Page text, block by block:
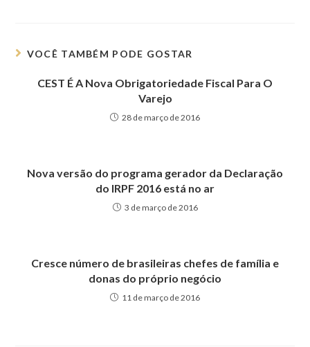
VOCÊ TAMBÉM PODE GOSTAR
CEST É A Nova Obrigatoriedade Fiscal Para O
Varejo
28 de março de 2016
Nova versão do programa gerador da Declaração
do IRPF 2016 está no ar
3 de março de 2016
Cresce número de brasileiras chefes de família e
donas do próprio negócio
11 de março de 2016